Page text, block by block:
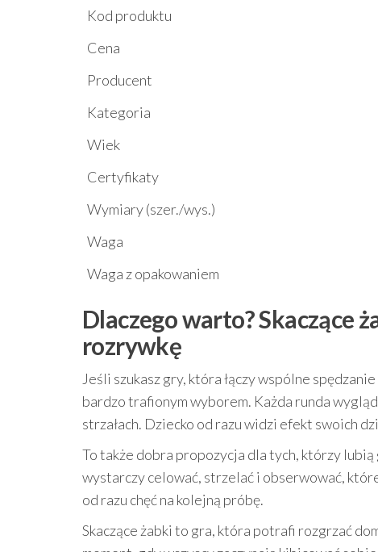
Kod produktu
Cena
Producent
Kategoria
Wiek
Certyfikaty
Wymiary (szer./wys.)
Waga
Waga z opakowaniem
Dlaczego warto? Skaczące
rozrywkę
Jeśli szukasz gry, która łączy wspólne
bardzo trafionym wyborem. Każda runda
strzałach. Dziecko od razu widzi efekt swoich
To także dobra propozycja dla tych, którzy lubią
wystarczy celować, strzelać i obserwować,
od razu chęć na kolejną próbę.
Skaczące żabki to gra, która potrafi rozgrzać